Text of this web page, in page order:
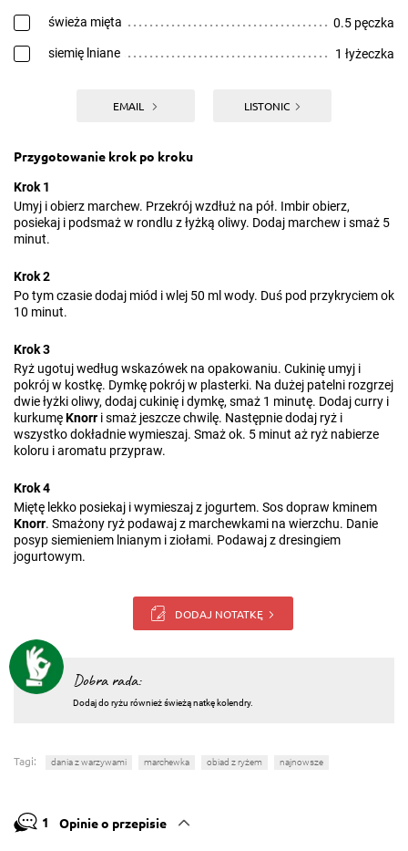
świeża mięta 0.5 pęczka
siemię lniane 1 łyżeczka
EMAIL LISTONIC
Przygotowanie krok po kroku
Krok 1
Umyj i obierz marchew. Przekrój wzdłuż na pół. Imbir obierz,
posiekaj i podsmaż w rondlu z łyżką oliwy. Dodaj marchew i smaż 5
minut.
Krok 2
Po tym czasie dodaj miód i wlej 50 ml wody. Duś pod przykryciem ok
10 minut.
Krok 3
Ryż ugotuj według wskazówek na opakowaniu. Cukinię umyj i
pokrój w kostkę. Dymkę pokrój w plasterki. Na dużej patelni rozgrzej
dwie łyżki oliwy, dodaj cukinię i dymkę, smaż 1 minutę. Dodaj curry i
kurkumęKnorr i smaż jeszcze chwilę. Następnie dodaj ryż i
wszystko dokładnie wymieszaj. Smaż ok. 5 minut aż ryż nabierze
koloru i aromatu przypraw.
Krok 4
Miętę lekko posiekaj i wymieszaj z jogurtem. Sos dopraw kminem
Knorr. Smażony ryż podawaj z marchewkami na wierzchu. Danie
posyp siemieniem lnianym i ziołami. Podawaj z dresingiem
jogurtowym.
DODAJ NOTATKĘ
Dobra rada:
Dodaj do ryżu również świeżą natkę kolendry.
Tagi: dania z warzywami marchewka obiad z ryżem najnowsze
1 Opinie o przepisie